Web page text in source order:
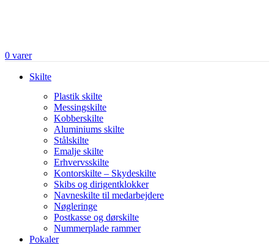
0 varer
Skilte
Plastik skilte
Messingskilte
Kobberskilte
Aluminiums skilte
Stålskilte
Emalje skilte
Erhvervsskilte
Kontorskilte – Skydeskilte
Skibs og dirigentklokker
Navneskilte til medarbejdere
Nøgleringe
Postkasse og dørskilte
Nummerplade rammer
Pokaler